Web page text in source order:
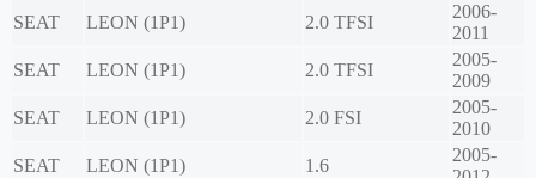
SEAT
LEON (1P1) 2.0 TFSI
2006-
2011
SEAT
LEON (1P1) 2.0 TFSI
2005-
2009
SEAT
LEON (1P1) 2.0 FSI
2005-
2010
SEAT
LEON (1P1) 1.6
2005-